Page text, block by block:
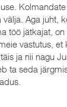
Aga juht,
töö jätkajat, on
vastutus, et
ja nii nagu
ta seda